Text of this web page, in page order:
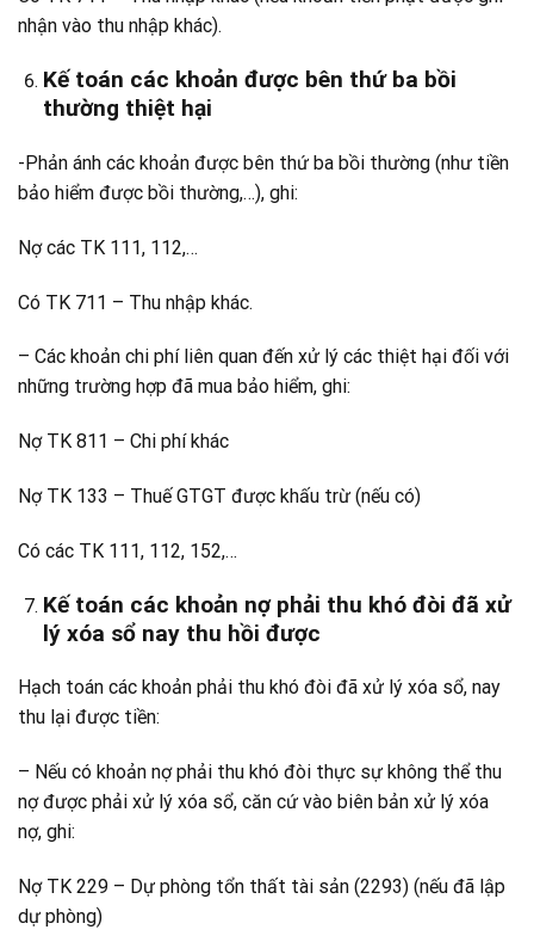
nhận vào thu nhập khác).
Kế toán các khoản được bên thứ ba bồi
thường thiệt hại
-Phản ánh các khoản được bên thứ ba bồi thường (như tiền
bảo hiểm được bồi thường,…), ghi:
Nợ các TK 111, 112,…
Có TK 711 – Thu nhập khác.
– Các khoản chi phí liên quan đến xử lý các thiệt hại đối với
những trường hợp đã mua bảo hiểm, ghi:
Nợ TK 811 – Chi phí khác
Nợ TK 133 – Thuế GTGT được khấu trừ (nếu có)
Có các TK 111, 112, 152,…
Kế toán các khoản nợ phải thu khó đòi đã xử
lý xóa sổ nay thu hồi được
Hạch toán các khoản phải thu khó đòi đã xử lý xóa sổ, nay
thu lại được tiền:
– Nếu có khoản nợ phải thu khó đòi thực sự không thể thu
nợ được phải xử lý xóa sổ, căn cứ vào biên bản xử lý xóa
nợ, ghi:
Nợ TK 229 – Dự phòng tổn thất tài sản (2293) (nếu đã lập
dự phòng)